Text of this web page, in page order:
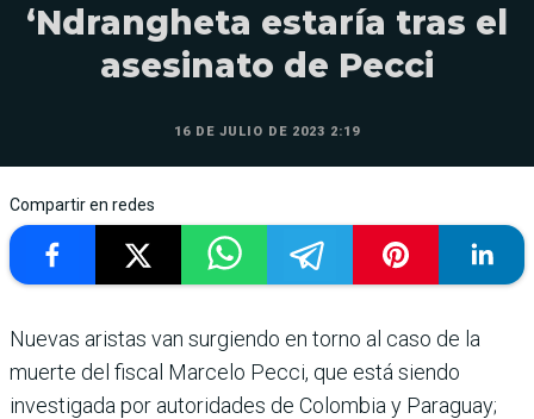
‘Ndrangheta estaría tras el
asesinato de Pecci
16 DE JULIO DE 2023 2:19
Compartir en redes
Nuevas aristas van surgiendo en torno al caso de la
muerte del fiscal Marcelo Pecci, que está siendo
investigada por autoridades de Colombia y Paraguay;